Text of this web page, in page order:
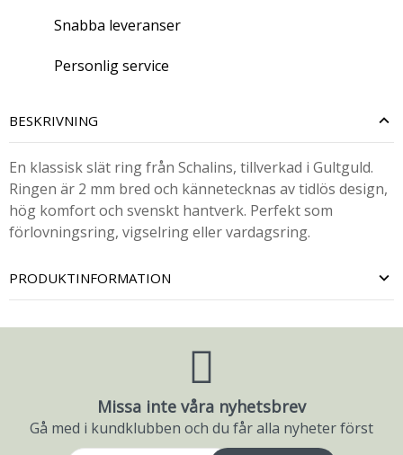
Snabba leveranser
Personlig service
BESKRIVNING
En klassisk slät ring från Schalins, tillverkad i Gultguld.
Ringen är 2 mm bred och kännetecknas av tidlös design,
hög komfort och svenskt hantverk. Perfekt som
förlovningsring, vigselring eller vardagsring.
PRODUKTINFORMATION
Missa inte våra nyhetsbrev
Gå med i kundklubben och du får alla nyheter först